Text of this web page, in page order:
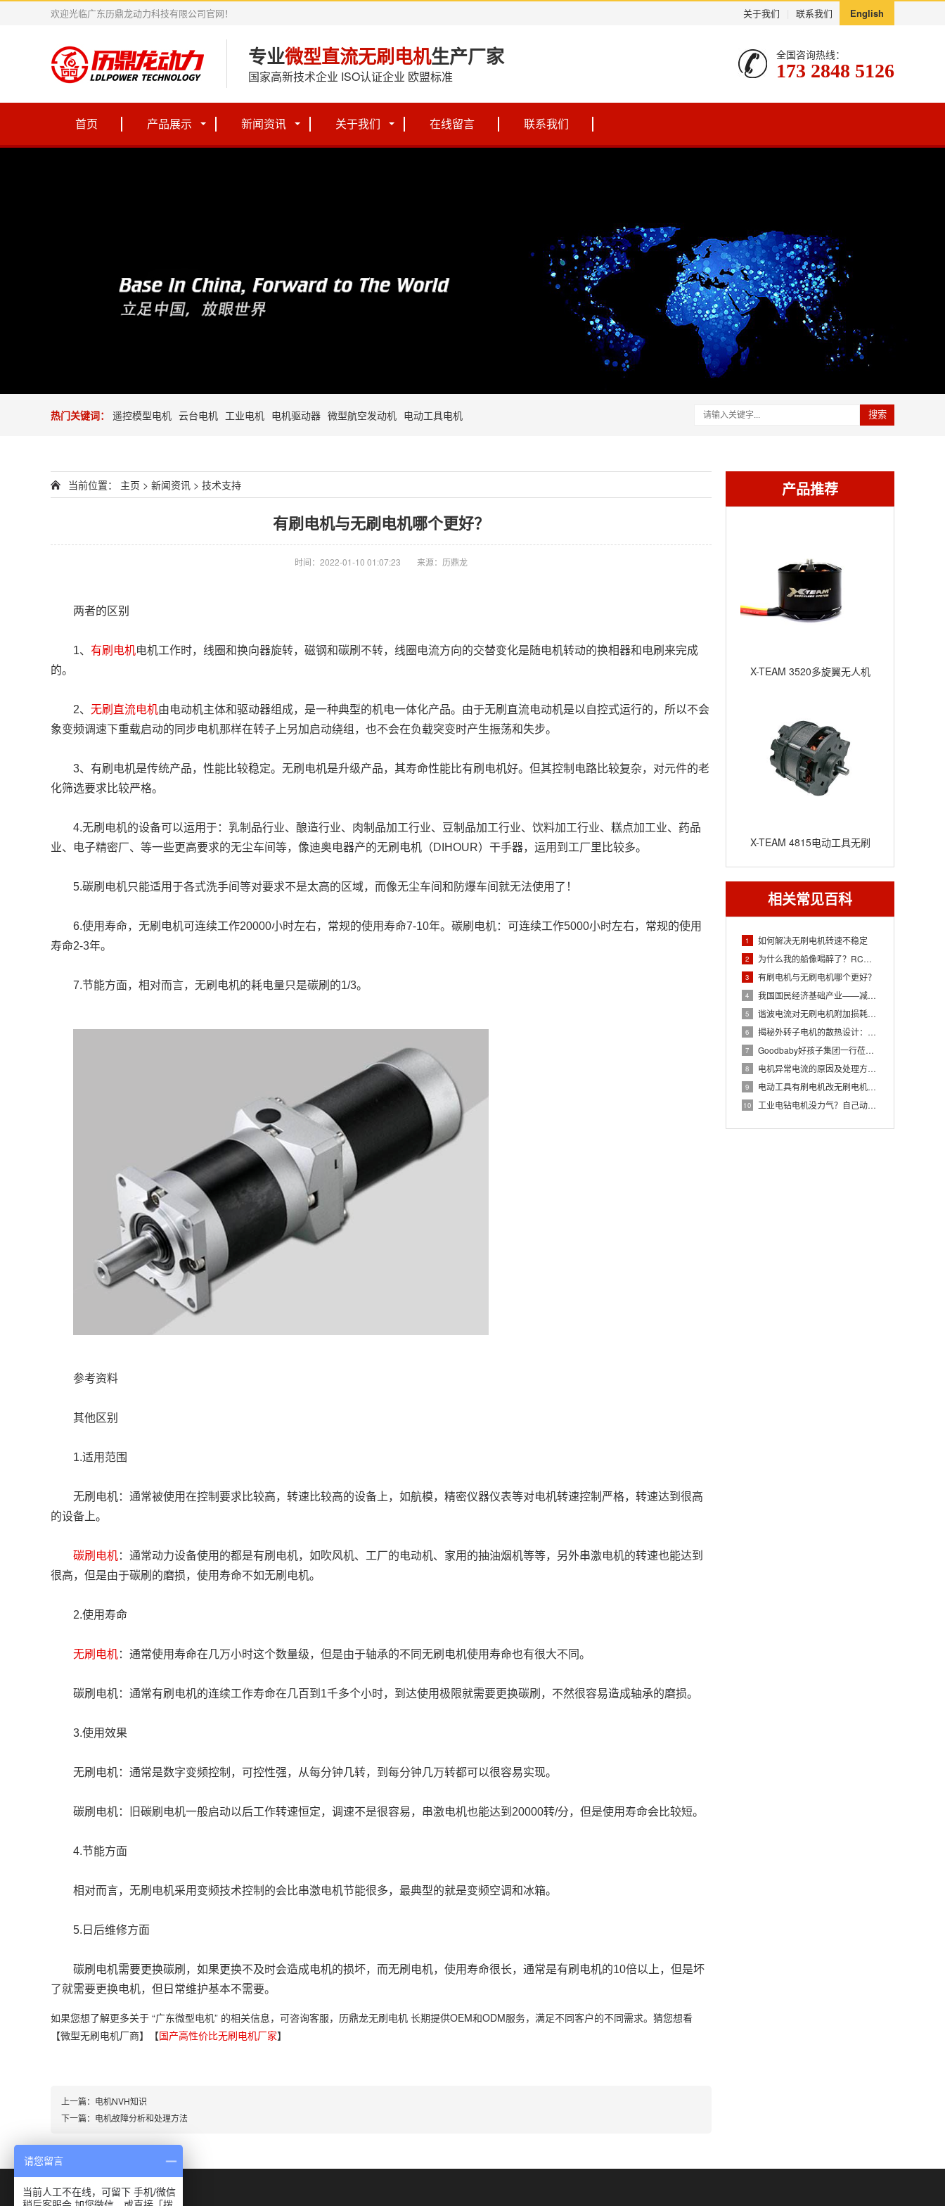
关于我们 联系我们 English
欢迎光临广东历鼎龙动力科技有限公司官网！
专业微型直流无刷电机生产厂家
国家高新技术企业 ISO认证企业 欧盟标准
全国咨询热线：
173 2848 5126
首页 产品展示 新闻资讯 关于我们 在线留言 联系我们
热门关键词： 遥控模型电机 云台电机 工业电机 电机驱动器 微型航空发动机 电动工具电机 搜索
产品推荐
X-TEAM 3520多旋翼无人机
X-TEAM 4815电动工具无刷
电机
相关常见百科
1 如何解决无刷电机转速不稳定
2 为什么我的船像喝醉了？RC遥控船模稳向性调教指南
3 有刷电机与无刷电机哪个更好？
4 我国国民经济基础产业——减速机
5 谐波电流对无刷电机附加损耗的影响机理与优化路径
6 揭秘外转子电机的散热设计：如何通过结构优化实现高效冷却？
7 Goodbaby好孩子集团一行莅临X-TEAM参观考察
8 电机异常电流的原因及处理方法：提升设备效率
9 电动工具有刷电机改无刷电机的区别
10 工业电钻电机没力气？自己动手排查这三点！
当前位置： 主页 > 新闻资讯 > 技术支持
有刷电机与无刷电机哪个更好？
时间：2022-01-10 01:07:23 来源：历鼎龙
	两者的区别
	1、
有刷电机电机工作时，线圈和换向器旋转，磁钢和碳刷不转，线圈电流方向的交替变化是随电机转动的换相器和电刷来完成
的。
	2、
无刷直流电机由电动机主体和驱动器组成，是一种典型的机电一体化产品。由于无刷直流电动机是以自控式运行的，所以不会
象变频调速下重载启动的同步电机那样在转子上另加启动绕组，也不会在负载突变时产生振荡和失步。
化筛选要求比较严格。
业、电子精密厂、等一些更高要求的无尘车间等，像迪奥电器产的无刷电机（DIHOUR）干手器，运用到工厂里比较多。
	5.碳刷电机只能适用于各式洗手间等对要求不是太高的区域，而像无尘车间和防爆车间就无法使用了！
寿命2-3年。
	7.节能方面，相对而言，无刷电机的耗电量只是碳刷的1/3。
	参考资料
	其他区别
	1.适用范围
的设备上。
碳刷电机：通常动力设备使用的都是有刷电机，如吹风机、工厂的电动机、家用的抽油烟机等等，另外串激电机的转速也能达到
很高，但是由于碳刷的磨损，使用寿命不如无刷电机。
	2.使用寿命
无刷电机：通常使用寿命在几万小时这个数量级，但是由于轴承的不同无刷电机使用寿命也有很大不同。
	碳刷电机：通常有刷电机的连续工作寿命在几百到1千多个小时，到达使用极限就需要更换碳刷，不然很容易造成轴承的磨损。
	3.使用效果
	无刷电机：通常是数字变频控制，可控性强，从每分钟几转，到每分钟几万转都可以很容易实现。
	碳刷电机：旧碳刷电机一般启动以后工作转速恒定，调速不是很容易，串激电机也能达到20000转/分，但是使用寿命会比较短。
	4.节能方面
	相对而言，无刷电机采用变频技术控制的会比串激电机节能很多，最典型的就是变频空调和冰箱。
	5.日后维修方面
了就需要更换电机，但日常维护基本不需要。
如果您想了解更多关于 “广东微型电机” 的相关信息，可咨询客服，历鼎龙无刷电机 长期提供OEM和ODM服务，满足不同客户的不同需求。猜您想看
【微型无刷电机厂商】【国产高性价比无刷电机厂家】
上一篇： 电机NVH知识
下一篇： 电机故障分析和处理方法
请您留言
当前人工不在线，可留下 手机/微信